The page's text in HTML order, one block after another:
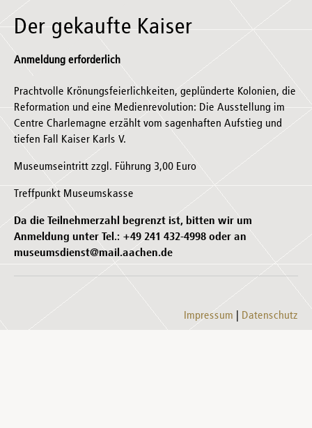
Der gekaufte Kaiser
Anmeldung erforderlich
Prachtvolle Krönungsfeierlichkeiten, geplünderte Kolonien, die
Reformation und eine Medienrevolution: Die Ausstellung im
Centre Charlemagne erzählt vom sagenhaften Aufstieg und
tiefen Fall Kaiser Karls V.
Museumseintritt zzgl. Führung 3,00 Euro
Treffpunkt Museumskasse
Da die Teilnehmerzahl begrenzt ist, bitten wir um
Anmeldung unter Tel.: +49 241 432-4998 oder an
museumsdienst@mail.aachen.de
Impressum Datenschutz